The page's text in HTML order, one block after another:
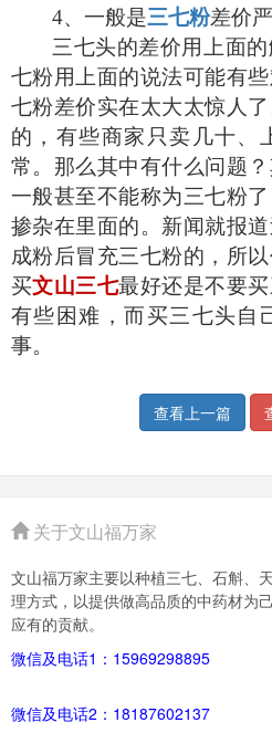
4、一般是三七粉差价严
三七头的差价用上面
七粉用上面的说法可能有
七粉差价实在太大太惊人
的，有些商家只卖几十、
常。那么其中有什么问题
一般甚至不能称为三七粉
掺杂在里面的。新闻就报
成粉后冒充三七粉的，所
买文山三七最好还是不要
有些困难，而买三七头自
事。
查看上一篇
关于文山福万家
文山福万家主要以种植三七、石斛、
理方式，以提供做高品质的中药材为
应有的贡献。
微信及电话1：15969298895
微信及电话2：18187602137